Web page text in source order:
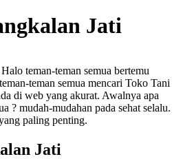
Jati
teman-teman semua bertemu
teman semua mencari Toko Tani
di web yang akurat. Awalnya apa
? mudah-mudahan pada sehat selalu.
paling penting.
Jati